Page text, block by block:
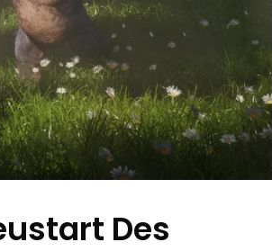
Des